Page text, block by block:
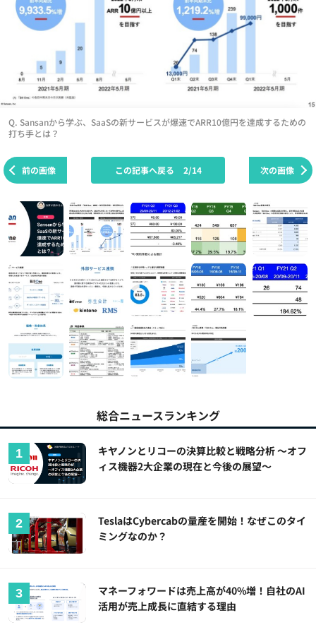
Q. Sansanから学ぶ、SaaSの新サービスが爆速でARR10億円を達成するための
打ち手とは？
前の画像 次の画像
この記事へ戻る 2/14
総合ニュースランキング
キヤノンとリコーの決算比較と戦略分析 ～オフ
ィス機器2大企業の現在と今後の展望～
TeslaはCybercabの量産を開始！なぜこのタイ
ミングなのか？
マネーフォワードは売上高が40%増！自社のAI
活用が売上成長に直結する理由